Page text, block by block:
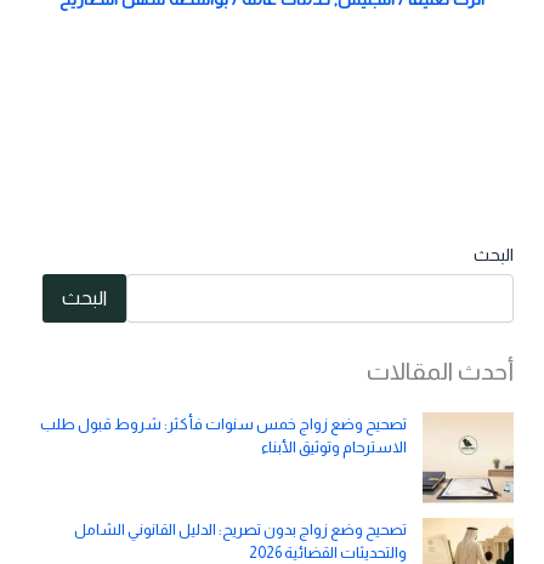
البحث
البحث
أحدث المقالات
تصحيح وضع زواج خمس سنوات فأكثر: شروط قبول طلب
الاسترحام وتوثيق الأبناء
تصحيح وضع زواج بدون تصريح: الدليل القانوني الشامل
والتحديثات القضائية 2026